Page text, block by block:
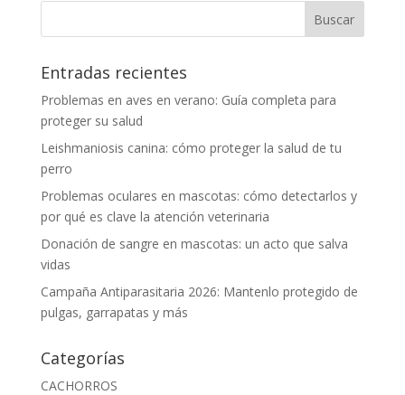
Entradas recientes
Problemas en aves en verano: Guía completa para
proteger su salud
Leishmaniosis canina: cómo proteger la salud de tu
perro
Problemas oculares en mascotas: cómo detectarlos y
por qué es clave la atención veterinaria
Donación de sangre en mascotas: un acto que salva
vidas
Campaña Antiparasitaria 2026: Mantenlo protegido de
pulgas, garrapatas y más
Categorías
CACHORROS